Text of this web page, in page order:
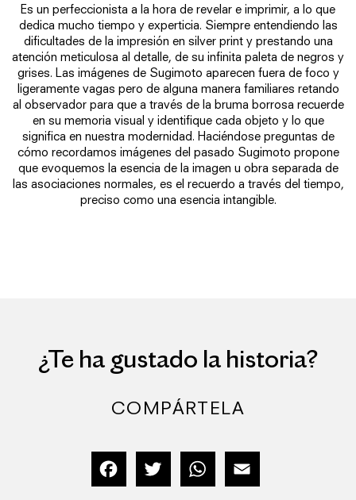
Es un perfeccionista a la hora de revelar e imprimir, a lo que
dedica mucho tiempo y experticia. Siempre entendiendo las
dificultades de la impresión en silver print y prestando una
atención meticulosa al detalle, de su infinita paleta de negros y
grises. Las imágenes de Sugimoto aparecen fuera de foco y
ligeramente vagas pero de alguna manera familiares retando
al observador para que a través de la bruma borrosa recuerde
en su memoria visual y identifique cada objeto y lo que
significa en nuestra modernidad. Haciéndose preguntas de
cómo recordamos imágenes del pasado Sugimoto propone
que evoquemos la esencia de la imagen u obra separada de
las asociaciones normales, es el recuerdo a través del tiempo,
preciso como una esencia intangible.
¿Te ha gustado la historia?
COMPÁRTELA